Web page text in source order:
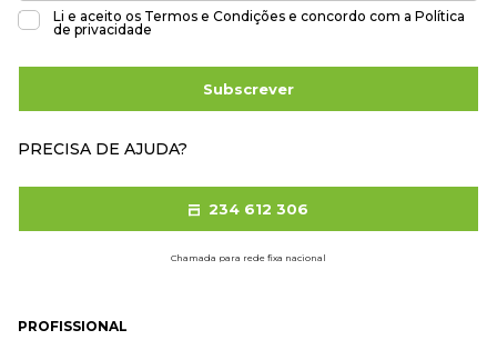
PROFISSIONAL
Li e aceito os Termos e Condições e concordo com a Política
de privacidade
Subscrever
PRECISA DE AJUDA?
234 612 306
Chamada para rede fixa nacional